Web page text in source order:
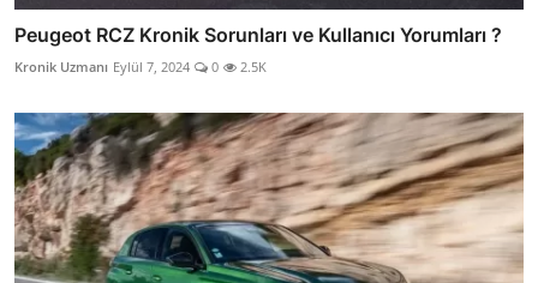
Peugeot RCZ Kronik Sorunları ve Kullanıcı Yorumları ?
Kronik Uzmanı Eylül 7, 2024 0 2.5K